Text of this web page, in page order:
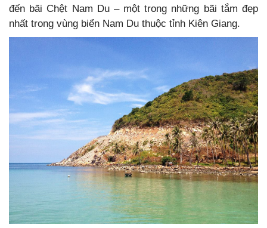
đến bãi Chệt Nam Du – một trong những bãi tắm đẹp
nhất trong vùng biển Nam Du thuộc tỉnh Kiên Giang.